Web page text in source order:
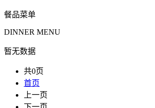
餐品菜单
DINNER MENU
暂无数据
共0页
首页
上一页